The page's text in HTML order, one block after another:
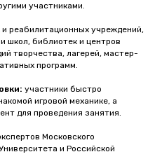
участниками.
и реабилитационных учреждений,
школ, библиотек и центров
творчества, лагерей, мастер-
программ.
участники быстро
игровой механике, а
для проведения занятия.
Московского
и Российской